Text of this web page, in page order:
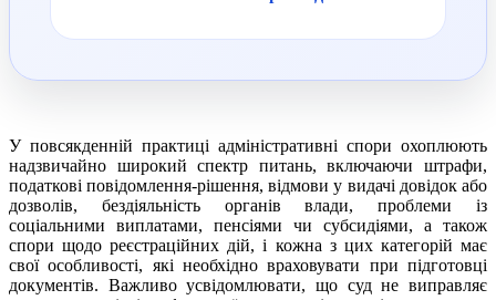
У повсякденній практиці адміністративні спори охоплюють
надзвичайно широкий спектр питань, включаючи штрафи,
податкові повідомлення-рішення, відмови у видачі довідок або
дозволів, бездіяльність органів влади, проблеми із
соціальними виплатами, пенсіями чи субсидіями, а також
спори щодо реєстраційних дій, і кожна з цих категорій має
свої особливості, які необхідно враховувати при підготовці
документів. Важливо усвідомлювати, що суд не виправляє